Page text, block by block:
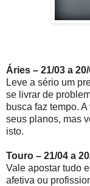
Áries – 21/03 a
Leve a sério um
se livrar de
busca faz tempo.
seus planos, mas
isto.
Touro – 21/04 a
Vale apostar tudo
afetiva ou